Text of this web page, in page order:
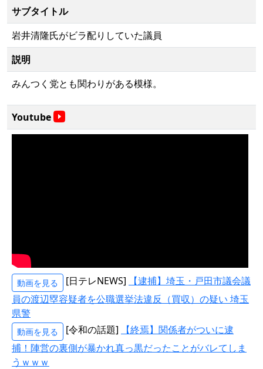
サブタイトル
岩井清隆氏がビラ配りしていた議員
説明
みんつく党とも関わりがある模様。
Youtube
動画を見る [日テレNEWS]
【逮捕】埼玉・戸田市議会議
員の渡辺塁容疑者を公職選挙法違反（買収）の疑い 埼玉
県警
動画を見る [令和の話題]
【終焉】関係者がついに逮
捕！陣営の裏側が暴かれ真っ黒だったことがバレてしま
うｗｗｗ